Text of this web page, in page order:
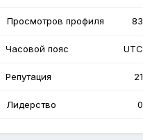
Просмотров профиля 83
Часовой пояс UTC
Репутация 21
Лидерство 0